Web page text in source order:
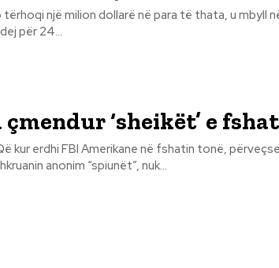
për 24...
‘sheikët’ e
anonim “spiunët”, nuk...